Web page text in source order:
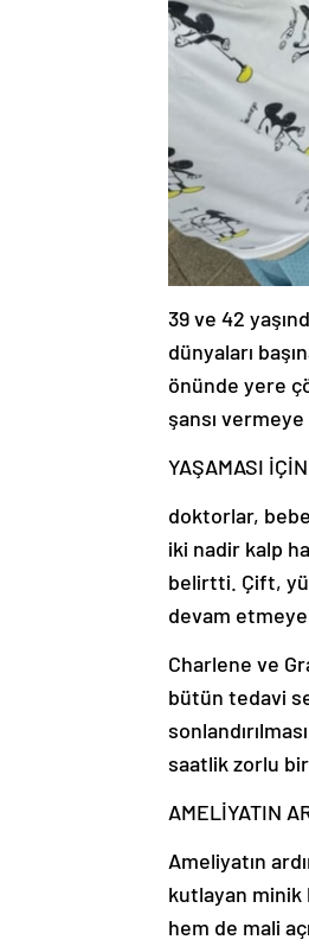
39 ve 42
dünyaları
önünde yere
şansı vermeye
YAŞAMASI
doktorlar,
iki nadir kalp
belirtti. Çift,
devam etmeye
Charlene ve
bütün tedavi
saatlik zorlu
AMELİYATIN
Ameliyatın
kutlayan minik
hem de mali